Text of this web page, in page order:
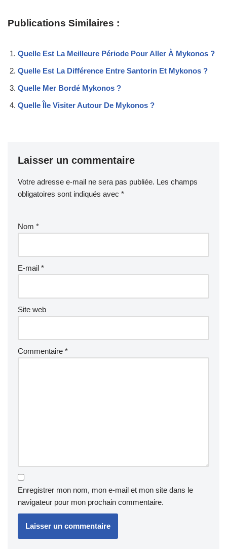
Publications Similaires :
Quelle Est La Meilleure Période Pour Aller À Mykonos ?
Quelle Est La Différence Entre Santorin Et Mykonos ?
Quelle Mer Bordé Mykonos ?
Quelle Île Visiter Autour De Mykonos ?
Laisser un commentaire
Votre adresse e-mail ne sera pas publiée. Les champs
obligatoires sont indiqués avec *
Nom *
E-mail *
Site web
Commentaire *
Enregistrer mon nom, mon e-mail et mon site dans le
navigateur pour mon prochain commentaire.